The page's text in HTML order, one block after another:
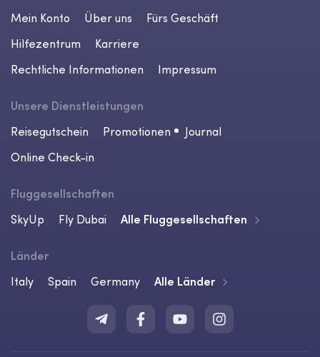
Mein Konto
Über uns
Fürs Geschäft
Hilfezentrum
Karriere
Rechtliche Informationen
Impressum
Unsere Dienstleistungen
Reisegutschein
Promotionen
Journal
Online Check-in
Fluggesellschaften
SkyUp
Fly Dubai Alle Fluggesellschaften
Länder
Italy
Spain Germany Alle Länder